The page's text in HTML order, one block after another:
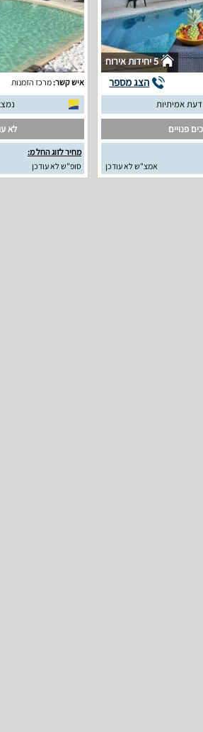
5 יחידות אירוח
הצג מספר
פנויים
אמצ"ש לא עודכן
איש קשר:מרכז הזמנות
נמצאו 10 חוות
לא
מחיר לזוג החל מ:
סופ"ש לא עודכן